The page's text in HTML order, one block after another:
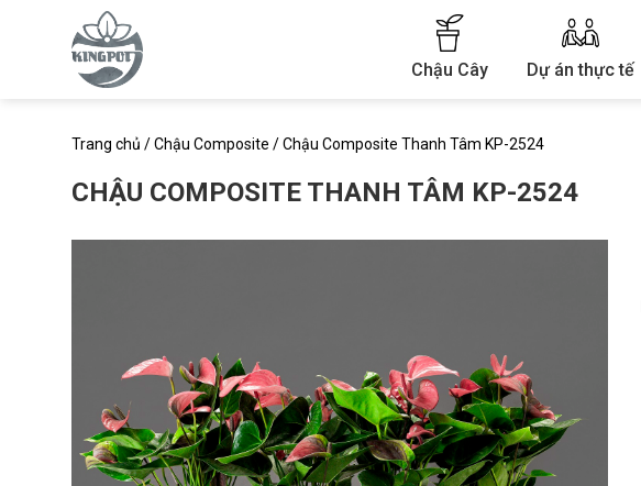
Chậu Cây Dự án thực tế
Trang chủ /Chậu Composite /Chậu Composite Thanh Tâm KP-2524
CHẬU COMPOSITE THANH TÂM KP-2524